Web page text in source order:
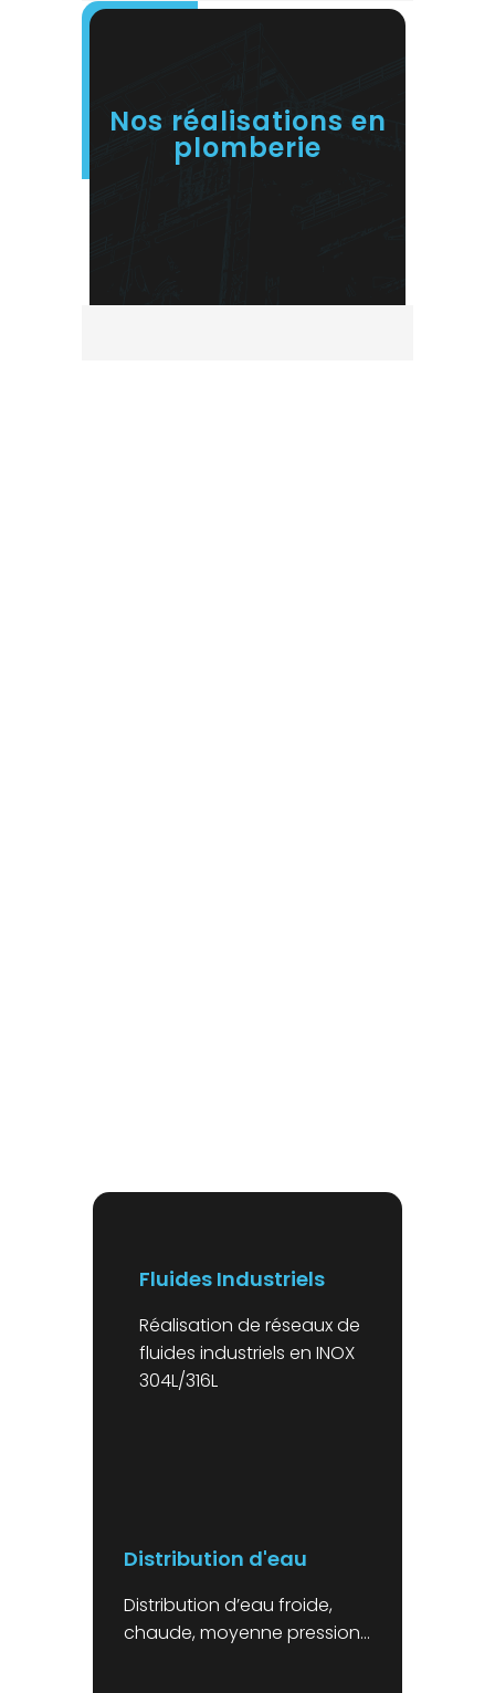
Nos réalisations en
plomberie
Fluides Industriels
Réalisation de réseaux de
fluides industriels en INOX
304L/316L
Distribution d'eau
Distribution d’eau froide,
chaude, moyenne pression…